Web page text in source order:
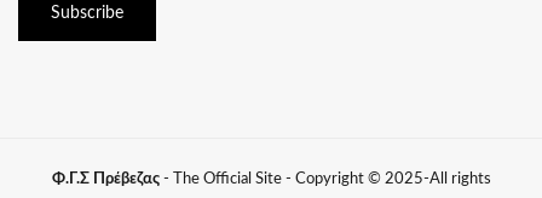
Subscribe
Φ.Γ.Σ Πρέβεζας- The Official Site - Copyright © 2025-All rights